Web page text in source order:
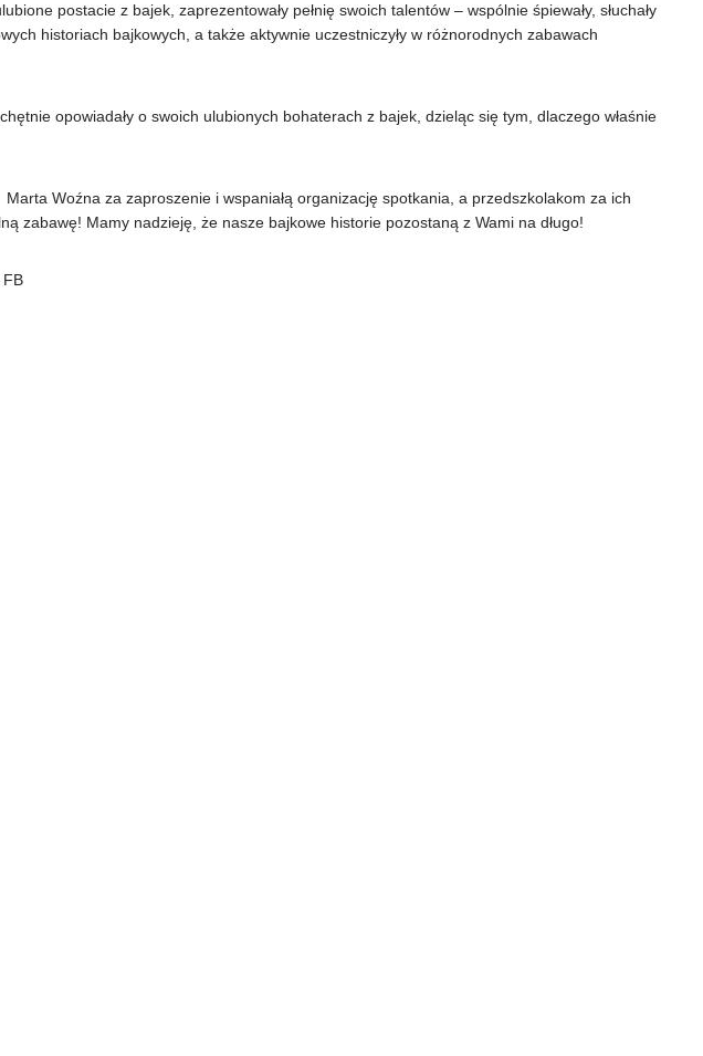
postacie z bajek, zaprezentowały pełnię swoich talentów – wspólnie śpiewały, słuchały
historiach bajkowych, a także aktywnie uczestniczyły w różnorodnych zabawach
opowiadały o swoich ulubionych bohaterach z bajek, dzieląc się tym, dlaczego właśnie
Woźna za zaproszenie i wspaniałą organizację spotkania, a przedszkolakom za ich
zabawę! Mamy nadzieję, że nasze bajkowe historie pozostaną z Wami na długo!
FB